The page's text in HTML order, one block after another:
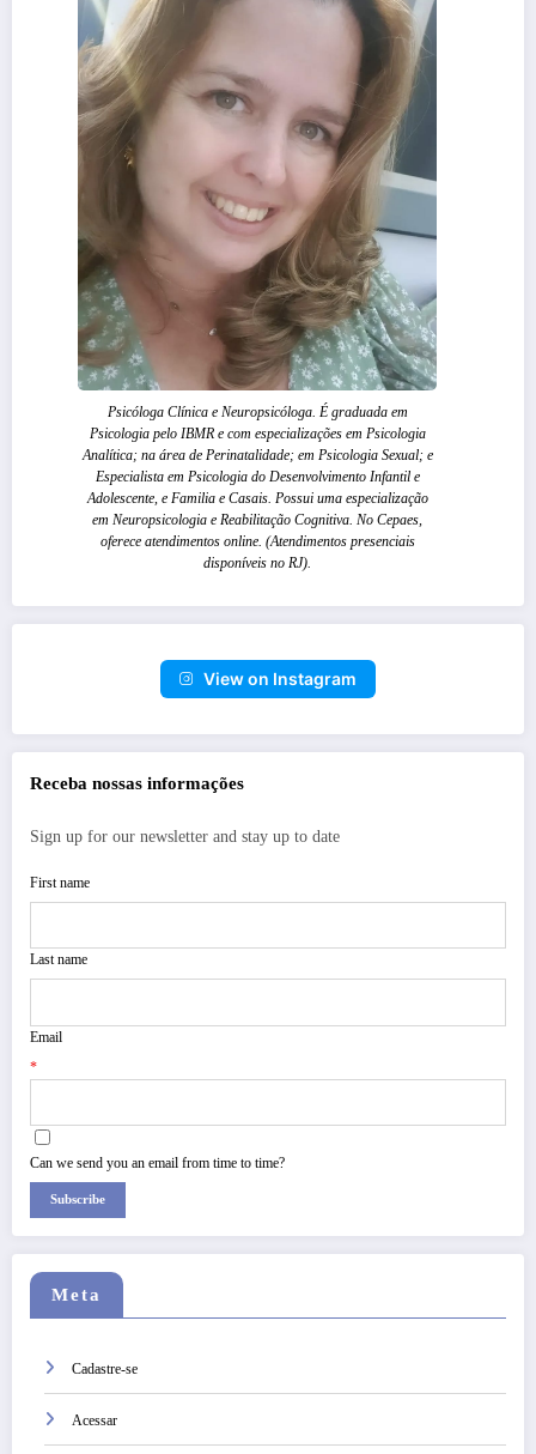
Psicóloga Clínica e Neuropsicóloga. É graduada em
Psicologia pelo IBMR e com especializações em Psicologia
Analítica; na área de Perinatalidade; em Psicologia Sexual; e
Especialista em Psicologia do Desenvolvimento Infantil e
Adolescente, e Familia e Casais. Possui uma especialização
em Neuropsicologia e Reabilitação Cognitiva. No Cepaes,
oferece atendimentos online. (Atendimentos presenciais
disponíveis no RJ).
View on Instagram
Receba nossas informações
Sign up for our newsletter and stay up to date
First name
Last name
Email
*
Can we send you an email from time to time?
Subscribe
Meta
Cadastre-se
Acessar